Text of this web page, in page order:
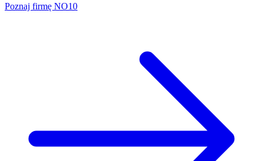
Poznaj firmę NO10